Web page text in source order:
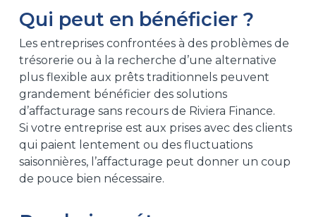
Qui peut en bénéficier ?
Les entreprises confrontées à des problèmes de
trésorerie ou à la recherche d’une alternative
plus flexible aux prêts traditionnels peuvent
grandement bénéficier des solutions
d’affacturage sans recours de Riviera Finance.
Si votre entreprise est aux prises avec des clients
qui paient lentement ou des fluctuations
saisonnières, l’affacturage peut donner un coup
de pouce bien nécessaire.